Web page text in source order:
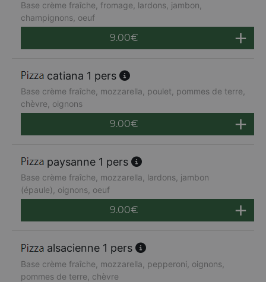
Base crème fraîche, fromage, lardons, jambon,
champignons, oeuf
9.00€
catiana 1 pers
Base crème fraîche, mozzarella, poulet, pommes de terre,
chèvre, oignons
9.00€
paysanne 1 pers
Base crème fraîche, mozzarella, lardons, jambon
(épaule), oignons, oeuf
9.00€
alsacienne 1 pers
Base crème fraîche, mozzarella, pepperoni, oignons,
pommes de terre, chèvre